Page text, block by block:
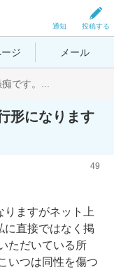
投稿する
通知
ジ メール
です。...
形になります
49
りますがネット上
に直接ではなく掲
ただいている所
いつは同性を傷つ